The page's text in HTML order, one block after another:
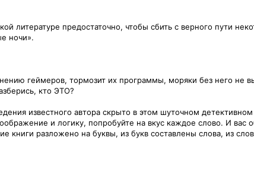
литературе предостаточно, чтобы сбить с верного пути
ночи».
геймеров, тормозит их программы, моряки без него не
кто ЭТО?
известного автора скрыто в этом шуточном
и логику, попробуйте на вкус каждое слово. И вас
книги разложено на буквы, из букв составлены слова, из